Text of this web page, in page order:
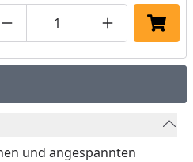
Produktmenge um eins
Produktmenge In
und angespannten